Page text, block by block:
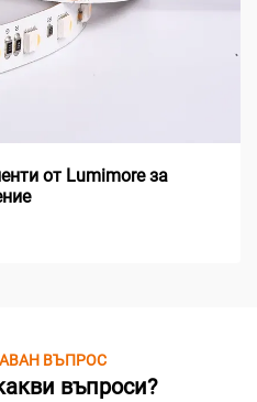
от Lumimore за
ВЪПРОС
въпроси?